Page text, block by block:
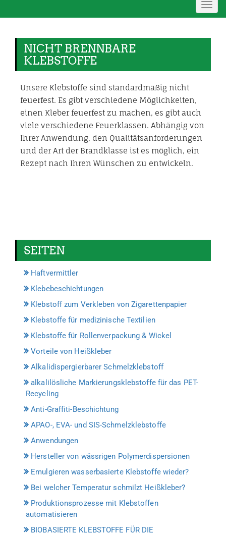
NICHT BRENNBARE
KLEBSTOFFE
Unsere Klebstoffe sind standardmäßig nicht
feuerfest. Es gibt verschiedene Möglichkeiten,
einen Kleber feuerfest zu machen, es gibt auch
viele verschiedene Feuerklassen. Abhängig von
Ihrer Anwendung, den Qualitätsanforderungen
und der Art der Brandklasse ist es möglich, ein
Rezept nach Ihren Wünschen zu entwickeln.
SEITEN
Haftvermittler
Klebebeschichtungen
Klebstoff zum Verkleben von Zigarettenpapier
Klebstoffe für medizinische Textilien
Klebstoffe für Rollenverpackung & Wickel
Vorteile von Heißkleber
Alkalidispergierbarer Schmelzklebstoff
alkalilösliche Markierungsklebstoffe für das PET-
Recycling
Anti-Graffiti-Beschichtung
APAO-, EVA- und SIS-Schmelzklebstoffe
Anwendungen
Hersteller von wässrigen Polymerdispersionen
Emulgieren wasserbasierte Klebstoffe wieder?
Bei welcher Temperatur schmilzt Heißkleber?
Produktionsprozesse mit Klebstoffen
automatisieren
BIOBASIERTE KLEBSTOFFE FÜR DIE